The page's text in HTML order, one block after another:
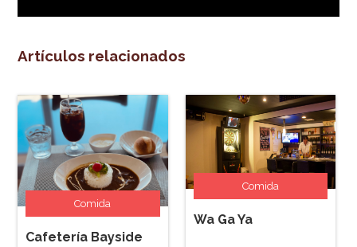
Artículos relacionados
Comida
Cafetería Bayside
Comida
Wa Ga Ya